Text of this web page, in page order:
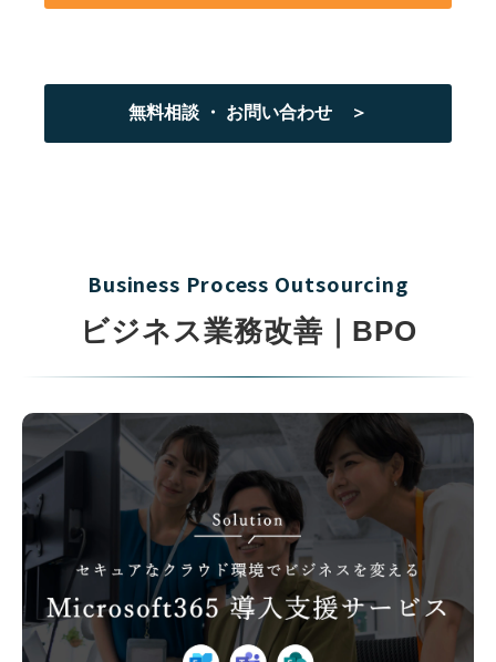
無料相談 ・ お問い合わせ ＞
Business Process Outsourcing
ビジネス業務改善｜BPO